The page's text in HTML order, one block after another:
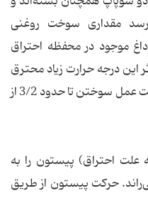
مقداری سوخت روغنی
موجود در محفظه احتراق
درجه حرارت زیاد محترق
می‌گردند. پس از خاتمه تزریق سوخت عمل سوختن تا حدود 3/2 از
علت احتراق) پیستون را به
حرکت پیستون از طریق